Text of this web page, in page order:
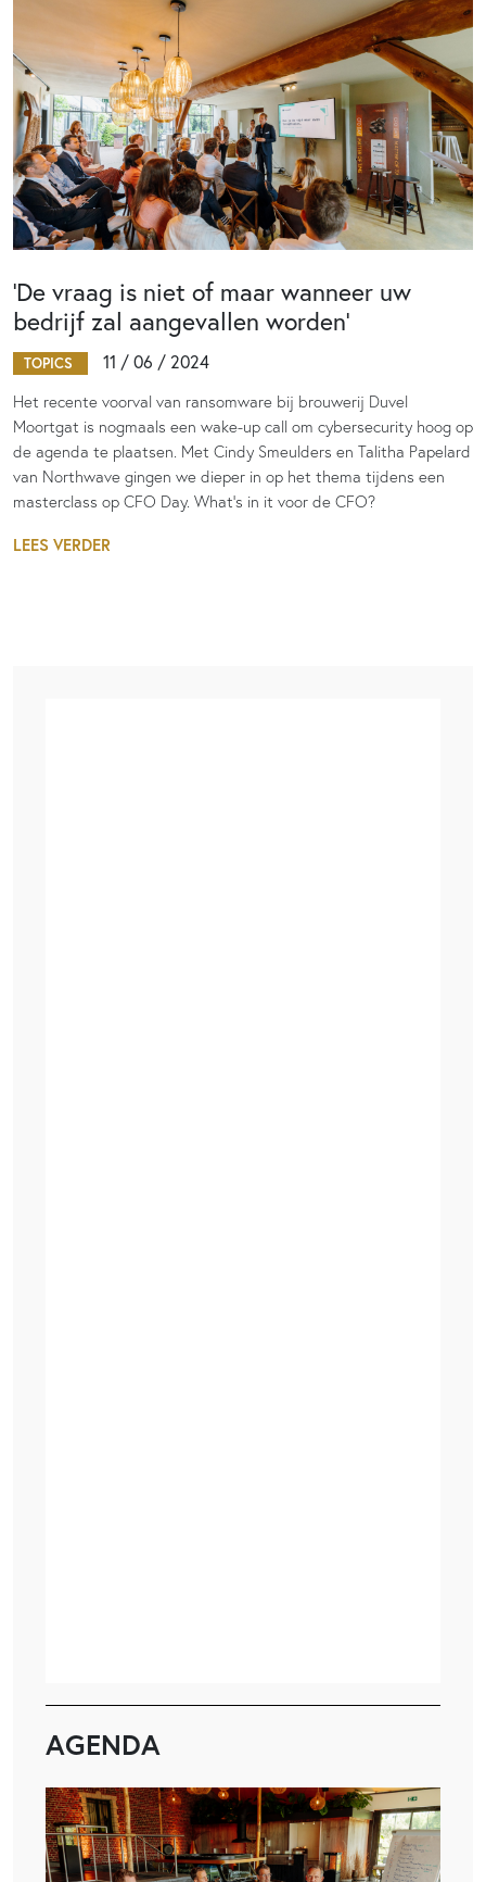
‘De vraag is niet of maar wanneer uw
bedrijf zal aangevallen worden’
TOPICS 11 / 06 / 2024
Het recente voorval van ransomware bij brouwerij Duvel
Moortgat is nogmaals een wake-up call om cybersecurity hoog op
de agenda te plaatsen. Met Cindy Smeulders en Talitha Papelard
van Northwave gingen we dieper in op het thema tijdens een
masterclass op CFO Day. What’s in it voor de CFO?
LEES VERDER
AGENDA